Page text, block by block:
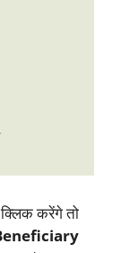
करेंगे तो